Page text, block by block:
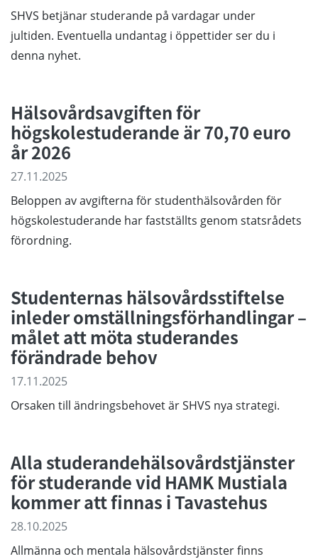
SHVS betjänar studerande på vardagar under
jultiden. Eventuella undantag i öppettider ser du i
denna nyhet.
Hälsovårdsavgiften för
högskolestuderande är 70,70 euro
år 2026
27.11.2025
Beloppen av avgifterna för studenthälsovården för
högskolestuderande har fastställts genom statsrådets
förordning.
Studenternas hälsovårdsstiftelse
inleder omställningsförhandlingar –
målet att möta studerandes
förändrade behov
17.11.2025
Orsaken till ändringsbehovet är SHVS nya strategi.
Alla studerandehälsovårdstjänster
för studerande vid HAMK Mustiala
kommer att finnas i Tavastehus
28.10.2025
Allmänna och mentala hälsovårdstjänster finns